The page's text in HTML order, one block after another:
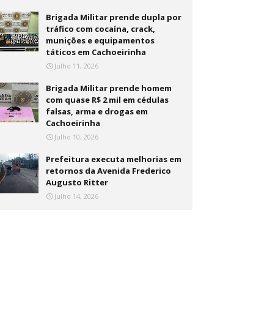
Brigada Militar prende dupla por
tráfico com cocaína, crack,
munições e equipamentos
táticos em Cachoeirinha
Julho 11, 2026
Brigada Militar prende homem
com quase R$ 2 mil em cédulas
falsas, arma e drogas em
Cachoeirinha
Julho 10, 2026
Prefeitura executa melhorias em
retornos da Avenida Frederico
Augusto Ritter
Julho 14, 2026